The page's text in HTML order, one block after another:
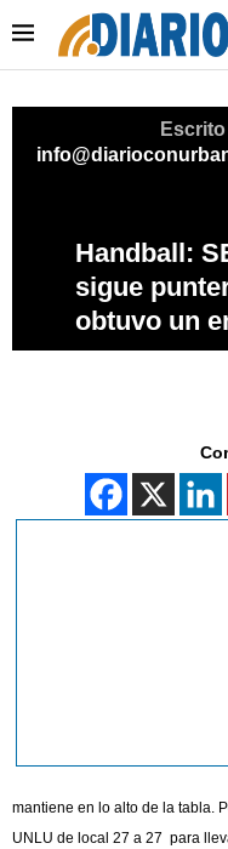
Handball:
sigue
obtuvo un
mantiene en lo alto de la tabla.
UNLU de local 27 a 27 para